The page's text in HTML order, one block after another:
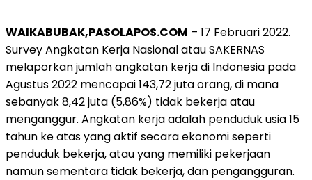
WAIKABUBAK,PASOLAPOS.COM – 17 Februari 2022.
Survey Angkatan Kerja Nasional atau SAKERNAS
melaporkan jumlah angkatan kerja di Indonesia pada
Agustus 2022 mencapai 143,72 juta orang, di mana
sebanyak 8,42 juta (5,86%) tidak bekerja atau
menganggur. Angkatan kerja adalah penduduk usia 15
tahun ke atas yang aktif secara ekonomi seperti
penduduk bekerja, atau yang memiliki pekerjaan
namun sementara tidak bekerja, dan pengangguran.